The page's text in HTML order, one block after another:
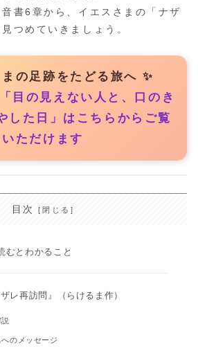
書6章から、イエスさまの「ナザ
つめていきましょう。
の足跡をたどる旅へ ✨
目の見えない人と、口のき
した日」はこちらからご覧
いただけます
目次
むとわかること
レ再訪問』（らけるま作）
のメッセージ